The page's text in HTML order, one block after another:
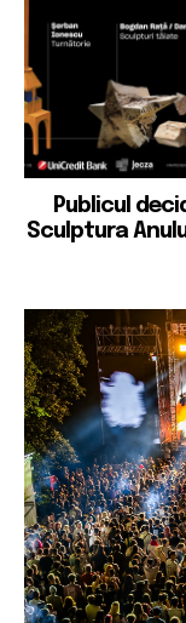
Publicul
Sculptura